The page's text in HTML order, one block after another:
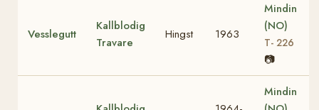
Vesslegutt
Kallblodig
Travare
Hingst 1963
Mindin
(NO)
T- 226
📷
Mindin